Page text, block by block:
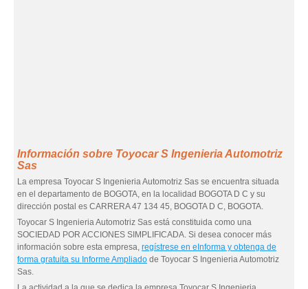
Información sobre Toyocar S Ingenieria Automotriz
Sas
La empresa Toyocar S Ingenieria Automotriz Sas se encuentra situada
en el departamento de BOGOTA, en la localidad BOGOTA D C y su
dirección postal es CARRERA 47 134 45, BOGOTA D C, BOGOTA.
Toyocar S Ingenieria Automotriz Sas está constituida como una
SOCIEDAD POR ACCIONES SIMPLIFICADA. Si desea conocer más
información sobre esta empresa, regístrese en eInforma y obtenga de
forma gratuita su Informe Ampliado de Toyocar S Ingenieria Automotriz
Sas.